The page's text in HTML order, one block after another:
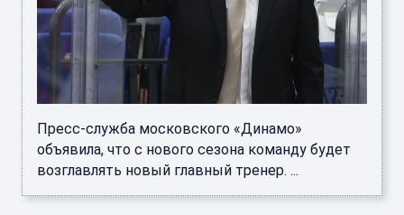
Пресс-служба московского «Динамо»
объявила, что с нового сезона команду будет
возглавлять новый главный тренер. ...